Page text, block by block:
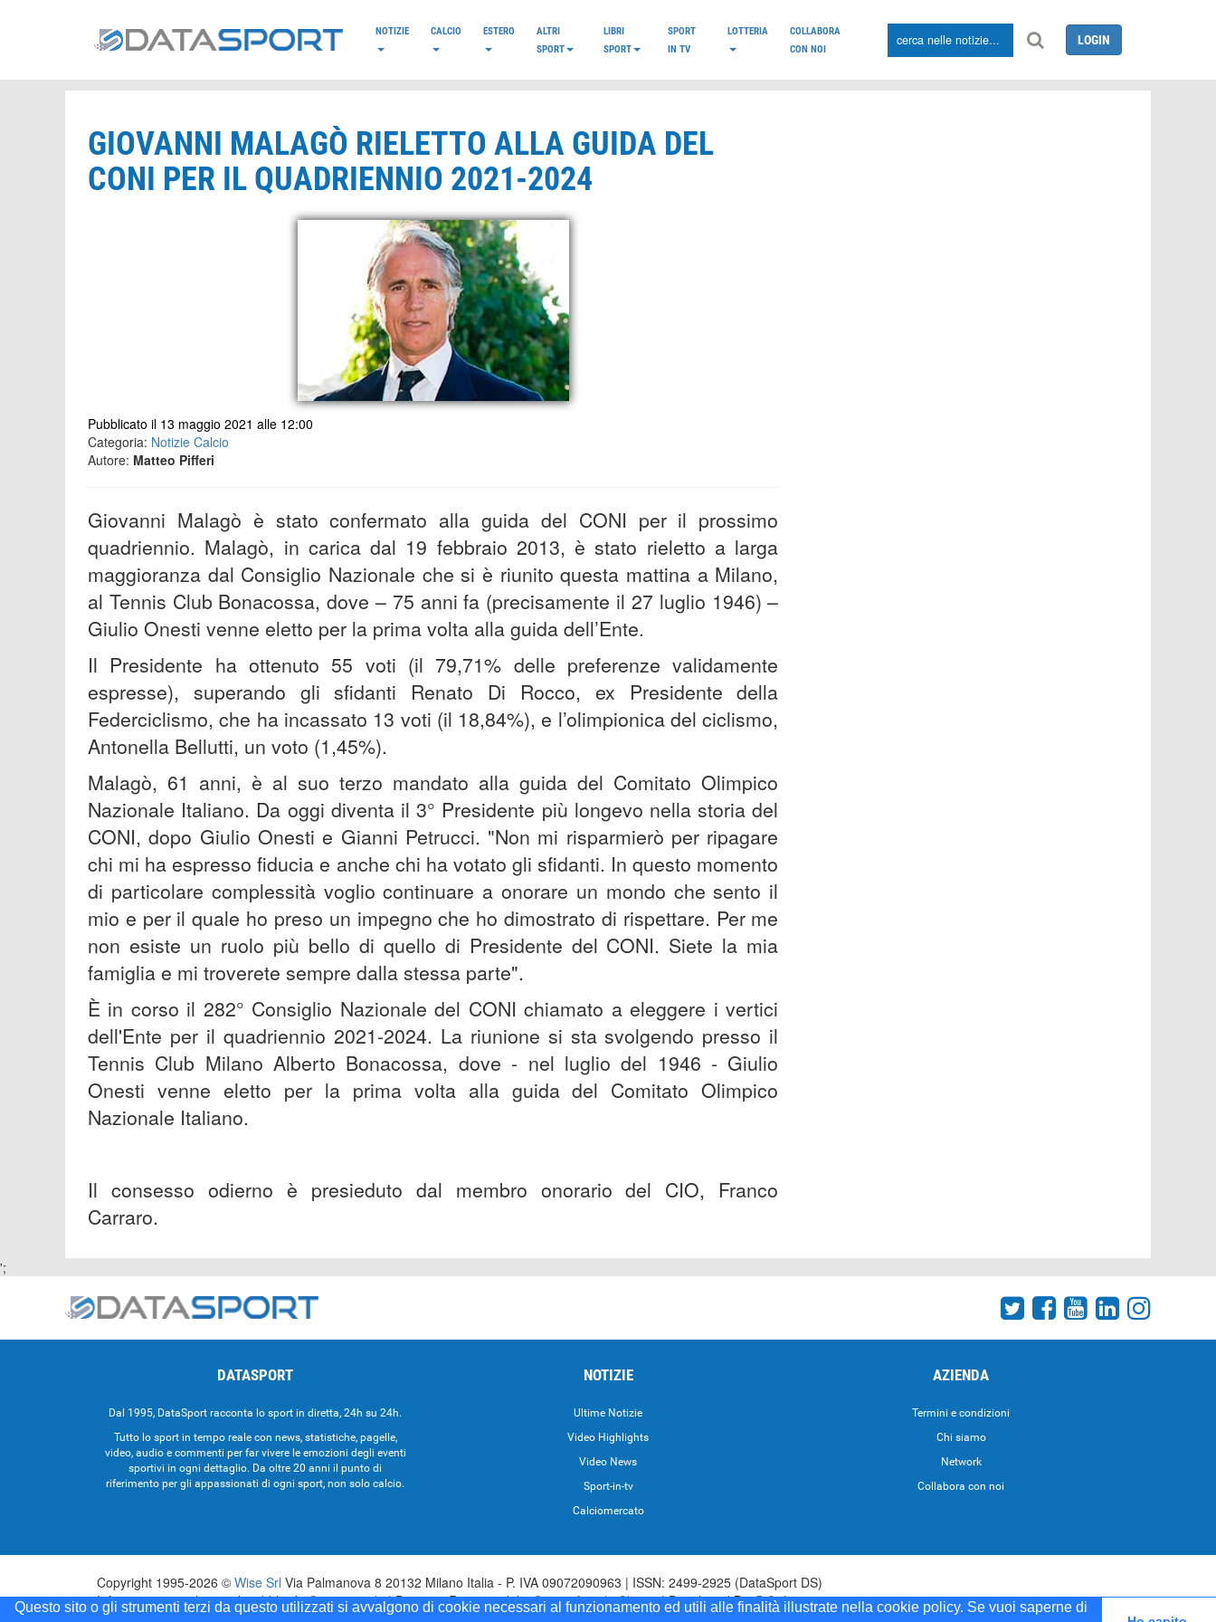
Questo sito o gli strumenti terzi da questo utilizzati si avvalgono di cookie necessari al funzionamento ed utili alle finalità illustrate nella cookie policy. Se vuoi saperne di
NOTIZIE CALCIO ESTERO
ALTRI
SPORT
LIBRI
SPORT
SPORT
IN TV
LOTTERIA
COLLABORA
CON NOI
LOGIN
GIOVANNI MALAGÒ RIELETTO ALLA GUIDA DEL
CONI PER IL QUADRIENNIO 2021-2024
Pubblicato il 13 maggio 2021 alle 12:00
Categoria: Notizie Calcio
Autore: Matteo Pifferi
Giovanni Malagò è stato confermato alla guida del CONI per il prossimo
quadriennio. Malagò, in carica dal 19 febbraio 2013, è stato rieletto a larga
maggioranza dal Consiglio Nazionale che si è riunito questa mattina a Milano,
al Tennis Club Bonacossa, dove – 75 anni fa (precisamente il 27 luglio 1946) –
Giulio Onesti venne eletto per la prima volta alla guida dell’Ente.
Il Presidente ha ottenuto 55 voti (il 79,71% delle preferenze validamente
espresse), superando gli sfidanti Renato ­­­­­­Di Rocco, ex Presidente della
Federciclismo, che ha incassato 13 voti (il 18,84%), e l’olimpionica del ciclismo,
Antonella Bellutti, un voto (1,45%).
Malagò, 61 anni, è al suo terzo mandato alla guida del Comitato Olimpico
Nazionale Italiano. Da oggi diventa il 3° Presidente più longevo nella storia del
CONI, dopo Giulio Onesti e Gianni Petrucci. "Non mi risparmierò per ripagare
chi mi ha espresso fiducia e anche chi ha votato gli sfidanti. In questo momento
di particolare complessità voglio continuare a onorare un mondo che sento il
mio e per il quale ho preso un impegno che ho dimostrato di rispettare. Per me
non esiste un ruolo più bello di quello di Presidente del CONI. Siete la mia
famiglia e mi troverete sempre dalla stessa parte".
È in corso il 282° Consiglio Nazionale del CONI chiamato a eleggere i vertici
dell'Ente per il quadriennio 2021-2024. La riunione si sta svolgendo presso il
Tennis Club Milano Alberto Bonacossa, dove - nel luglio del 1946 - Giulio
Onesti venne eletto per la prima volta alla guida del Comitato Olimpico
Nazionale Italiano.
Il consesso odierno è presieduto dal membro onorario del CIO, Franco
Carraro.
';
DATASPORT
Dal 1995, DataSport racconta lo sport in diretta, 24h su 24h.
Tutto lo sport in tempo reale con news, statistiche, pagelle,
video, audio e commenti per far vivere le emozioni degli eventi
sportivi in ogni dettaglio. Da oltre 20 anni il punto di
riferimento per gli appassionati di ogni sport, non solo calcio.
NOTIZIE
Ultime Notizie
Video Highlights
Video News
Sport-in-tv
Calciomercato
AZIENDA
Termini e condizioni
Chi siamo
Network
Collabora con noi
Copyright 1995-2026 © Wise Srl Via Palmanova 8 20132 Milano Italia - P. IVA 09072090963 | ISSN: 2499-2925 (DataSport DS)
Informazioni e richieste di pubblicità:Commerciale| Direttore Responsabile:Sergio Angelo Chiesa| Developed By:P-Soft
Testata registrata presso il Tribunale di Milano: DataSport iscrizione n.173 del 30/03/1985 - www.datasport.it iscrizione n.255 del 20/04/2001